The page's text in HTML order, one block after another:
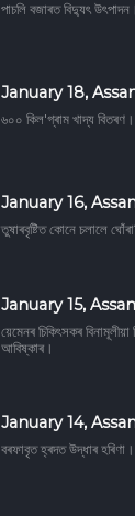
পাচলি বজাৰত বিদ্যুৎ
January 18,
৬০০ কিল'গ্ৰাম খাদ্য বিতৰণ।
January 16,
তুষাৰবৃষ্টিত কোনে চলালে
January 15,
য়েমেনৰ চিকিৎসকৰ
আবিষ্কাৰ।
January 14,
বৰফাবৃত হ্ৰদত উদ্ধাৰ